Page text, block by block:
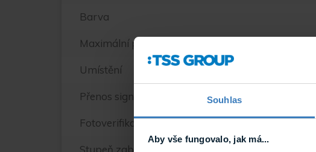
Souhlas
Aby vše fungovalo, jak má...
Barva
Maximální počet vstupů
Umístění
Přenos signálu
Fotoverifikace
Stupeň zabezpečení